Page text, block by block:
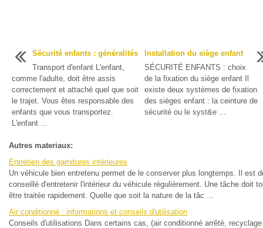
Sécurité enfants : généralités
Transport d'enfant L'enfant,
comme l'adulte, doit être assis
correctement et attaché quel que soit
le trajet. Vous êtes responsable des
enfants que vous transportez.
L'enfant ...
Installation du siège enfant
SÉCURITÉ ENFANTS : choix
de la fixation du siège enfant Il
existe deux systèmes de fixation
des sièges enfant : la ceinture de
sécurité ou le syst&e ...
Autres materiaux:
Entretien des garnitures intérieures
Un véhicule bien entretenu permet de le conserver plus longtemps. Il est
conseillé d'entretenir l'intérieur du véhicule régulièrement. Une tâche doit
être traitée rapidement. Quelle que soit la nature de la tâc ...
Air conditionné : informations et conseils d'utilisation
Conseils d'utilisations Dans certains cas, (air conditionné arrêté, recyclage